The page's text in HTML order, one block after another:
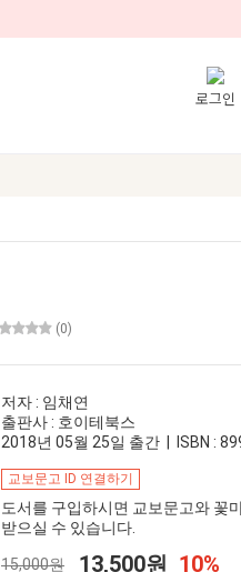
로그인
(0)
저자 : 임채연
출판사 : 호이테북스
2018년 05월 25일 출간 | ISBN :
교보문고 ID 연결하기
도서를 구입하시면 교보문고와 꽃
받으실 수 있습니다.
15,000원 13,500원 10%